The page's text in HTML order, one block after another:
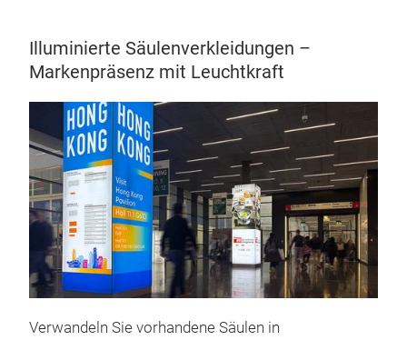
Illuminierte Säulenverkleidungen –
Markenpräsenz mit Leuchtkraft
Verwandeln Sie vorhandene Säulen in